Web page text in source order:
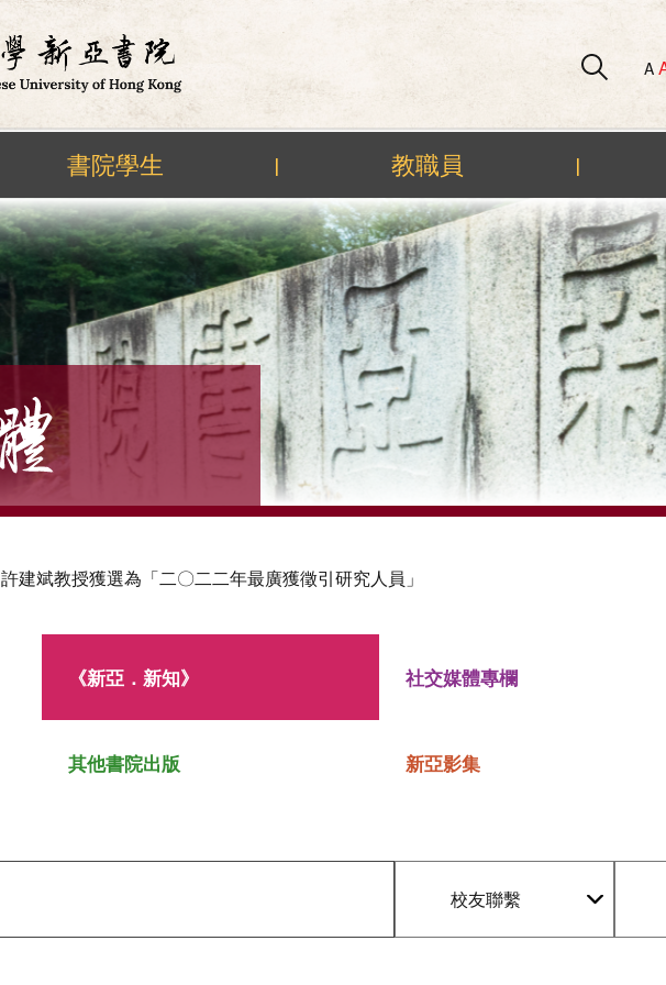
A
書院學生 | 教職員 |
許建斌教授獲選為「二〇二二年最廣獲徵引研究人員」
《新亞．新知》 社交媒體專欄
其他書院出版 新亞影集
校友聯繫